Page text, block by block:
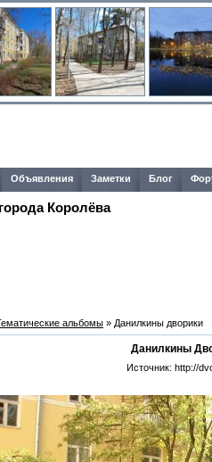
Объявления Заметки Блог
Королёва
альбомы » Данилкины дворики
Данилкины
Источник: http://